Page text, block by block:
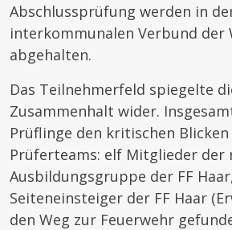
Abschlussprüfung werden in
interkommunalen Verbund der
abgehalten.
Das Teilnehmerfeld spiegelte
Zusammenhalt wider.
Prüflinge den kritischen Blicken
Prüferteams: elf Mitglieder der
Ausbildungsgruppe der FF
Seiteneinsteiger der FF Haar
den Weg zur Feuerwehr